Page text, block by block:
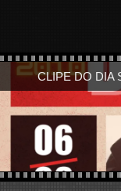
CLIPE DO DIA